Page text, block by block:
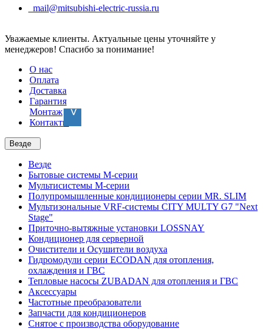
mail@mitsubishi-electric-russia.ru
Уважаемые клиенты. Актуальные цены уточняйте у
менеджеров! Спасибо за понимание!
О нас
Оплата
Доставка
Гарантия
Монтаж
Контакты
Везде
Везде
Бытовые системы M-серии
Мультисистемы M-серии
Полупромышленные кондиционеры серии MR. SLIM
Мультизональные VRF-системы CITY MULTY G7 "Next
Stage"
Приточно-вытяжные установки LOSSNAY
Кондиционер для серверной
Очистители и Осушители воздуха
Гидромодули серии ECODAN для отопления,
охлаждения и ГВС
Тепловые насосы ZUBADAN для отопления и ГВС
Аксесcуары
Частотные преобразователи
Запчасти для кондиционеров
Снятое с производства оборудование